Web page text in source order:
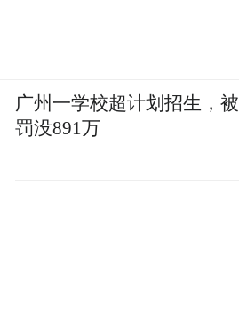
广州一学校超计划招生，被
罚没891万